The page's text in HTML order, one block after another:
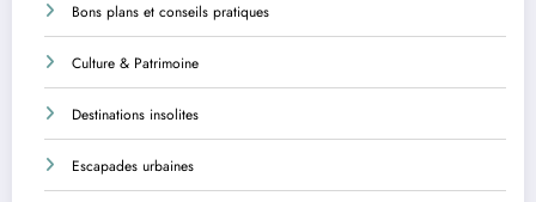
Bons plans et conseils pratiques
Culture & Patrimoine
Destinations insolites
Escapades urbaines